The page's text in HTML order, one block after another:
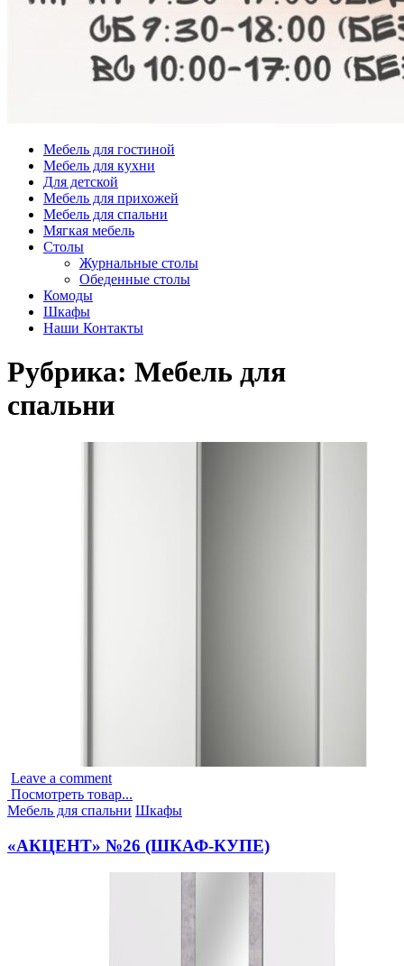
Мебель для гостиной
Мебель для кухни
Для детской
Мебель для прихожей
Мебель для спальни
Мягкая мебель
Столы
Журнальные столы
Обеденные столы
Комоды
Шкафы
Наши Контакты
Рубрика: Мебель для
спальни
Leave a comment
Посмотреть товар...
Опубликовано
Мебель для спальни Шкафы
«АКЦЕНТ» №26 (ШКАФ-КУПЕ)